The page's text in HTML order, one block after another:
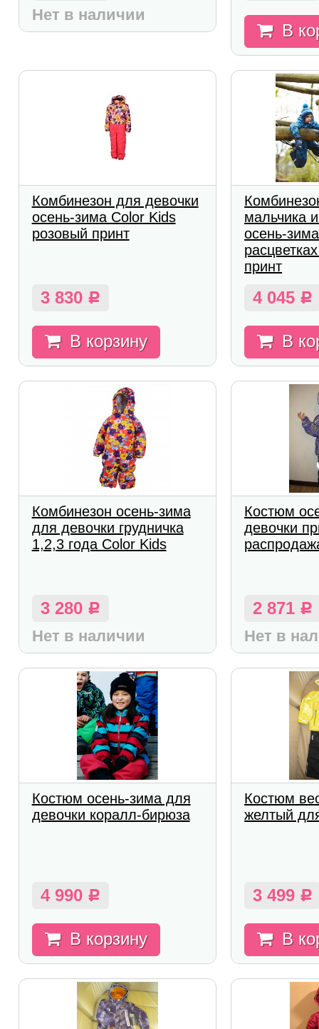
Нет в наличии
В
Комбинезон для девочки
осень-зима Color Kids
розовый принт
3 830 Р
В корзину
мальчика
осень-
принт
4 045 Р
В
Комбинезон осень-зима
для девочки грудничка
1,2,3 года Color Kids
3 280 Р
Нет в наличии
Костюм
девочки
2 871 Р
Нет в
Костюм осень-зима для
девочки коралл-бирюза
4 990 Р
В корзину
Костюм
желтый
3 499 Р
В